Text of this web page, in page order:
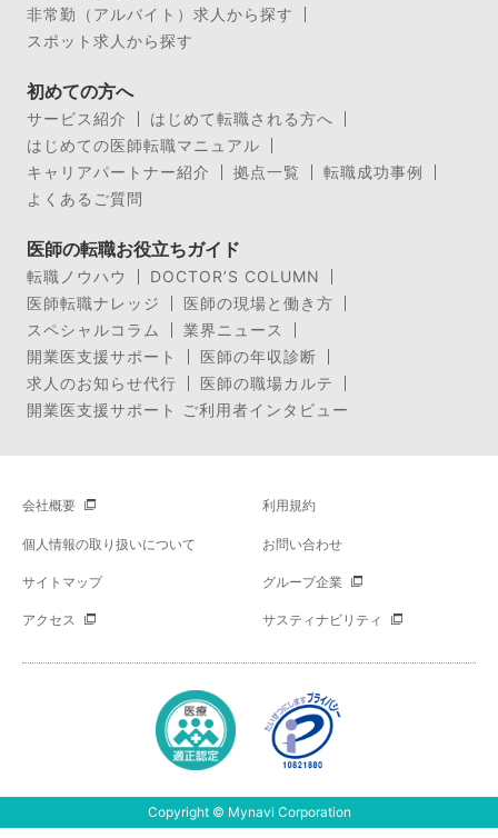
非常勤（アルバイト）求人から探す
スポット求人から探す
初めての方へ
サービス紹介
はじめて転職される方へ
はじめての医師転職マニュアル
キャリアパートナー紹介
拠点一覧
転職成功事例
よくあるご質問
医師の転職お役立ちガイド
転職ノウハウ
DOCTOR’S COLUMN
医師転職ナレッジ
医師の現場と働き方
スペシャルコラム
業界ニュース
開業医支援サポート
医師の年収診断
求人のお知らせ代行
医師の職場カルテ
開業医支援サポート ご利用者インタビュー
会社概要 利用規約
個人情報の取り扱いについて お問い合わせ
サイトマップ グループ企業
アクセス サスティナビリティ
Copyright © Mynavi Corporation